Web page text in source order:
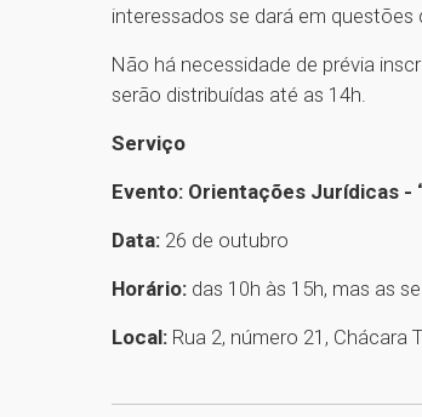
interessados se dará em questões
Não há necessidade de prévia
serão distribuídas até as 14h.
Serviço
Evento: Orientações Jurídicas -
Data: 26 de outubro
Horário: das 10h às 15h, mas as
Local: Rua 2, número 21, Chácara